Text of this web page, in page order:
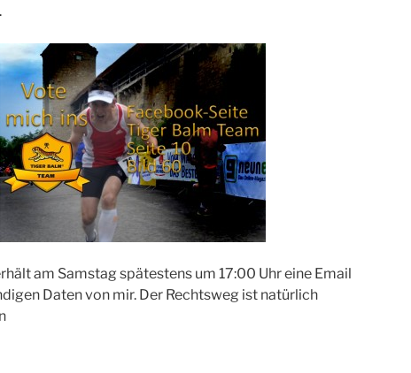
am Samstag spätestens um 17:00 Uhr eine Email
Daten von mir. Der Rechtsweg ist natürlich